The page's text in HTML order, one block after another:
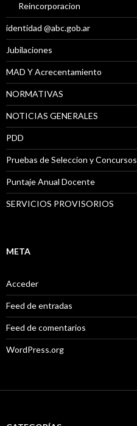
Reincorporacion
identidad @abc.gob.ar
Jubilaciones
MAD Y Acrecentamiento
NORMATIVAS
NOTICIAS GENERALES
PDD
Pruebas de Seleccion y Concursos
Puntaje Anual Docente
SERVICIOS PROVISORIOS
META
Acceder
Feed de entradas
Feed de comentarios
WordPress.org